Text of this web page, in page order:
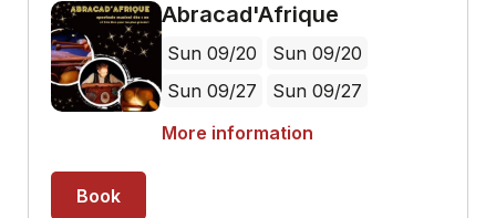
Abracad'Afrique
Sun 09/20
Sun 09/20
Sun 09/27
Sun 09/27
More information
Book